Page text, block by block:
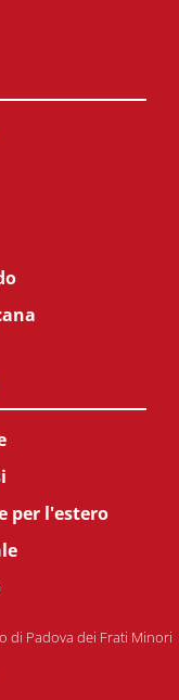
per l'estero
di Padova dei Frati Minori